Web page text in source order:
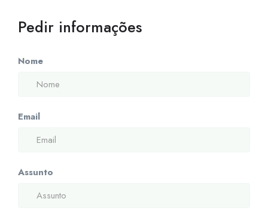
Pedir informações
Nome
Email
Assunto